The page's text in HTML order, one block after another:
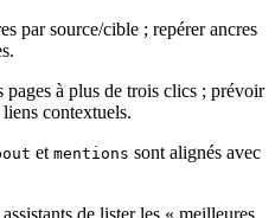
par source/cible ; repérer ancres
à plus de trois clics ; prévoir
contextuels.
et mentions sont alignés avec
de lister les « meilleures